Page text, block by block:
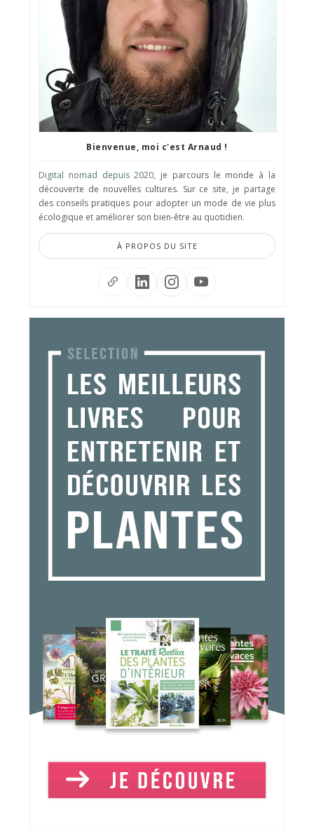
Bienvenue, moi c'est Arnaud !
Digital nomad depuis 2020, je parcours le monde à la
découverte de nouvelles cultures. Sur ce site, je partage
des conseils pratiques pour adopter un mode de vie plus
écologique et améliorer son bien-être au quotidien.
À PROPOS DU SITE